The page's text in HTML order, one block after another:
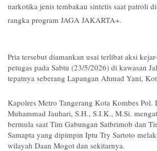
narkotika jenis tembakau sintetis saat patroli
rangka program JAGA JAKARTA+.
Pria tersebut diamankan usai terlibat aksi
petugas pada Sabtu (23/5/2026) di kawasan
tepatnya seberang Lapangan Ahmad Yani,
Kapolres Metro Tangerang Kota Kombes Pol.
Muhammad Jauhari, S.H., S.I.K., M.Si.
bermula saat Tim Gabungan Satbrimob dan
Samapta yang dipimpin Iptu Try Sartoto
wilayah Daan Mogot dan sekitarnya.